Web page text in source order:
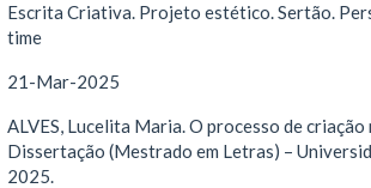
Escrita Criativa. Projeto estético. Sertão.
time
21-Mar-2025
ALVES, Lucelita Maria. O processo de
Dissertação (Mestrado em Letras) –
2025.